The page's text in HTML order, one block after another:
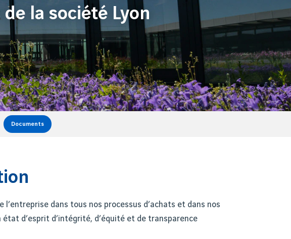
la société Lyon
Documents
dans tous nos processus d’achats et dans nos
d’esprit d’intégrité, d’équité et de transparence